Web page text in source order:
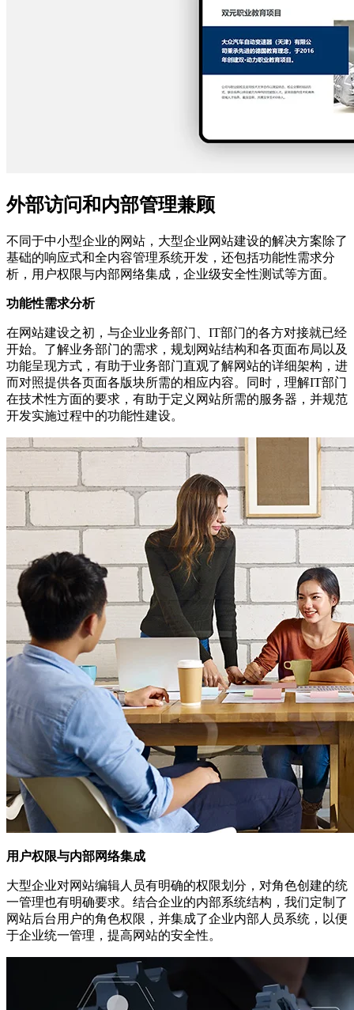
外部访问和内部管理兼顾
不同于中小型企业的网站，大型企业网站建设的解决方案除了
基础的响应式和全内容管理系统开发，还包括功能性需求分
析，用户权限与内部网络集成，企业级安全性测试等方面。
功能性需求分析
在网站建设之初，与企业业务部门、IT部门的各方对接就已经
开始。了解业务部门的需求，规划网站结构和各页面布局以及
功能呈现方式，有助于业务部门直观了解网站的详细架构，进
而对照提供各页面各版块所需的相应内容。同时，理解IT部门
在技术性方面的要求，有助于定义网站所需的服务器，并规范
开发实施过程中的功能性建设。
用户权限与内部网络集成
大型企业对网站编辑人员有明确的权限划分，对角色创建的统
一管理也有明确要求。结合企业的内部系统结构，我们定制了
网站后台用户的角色权限，并集成了企业内部人员系统，以便
于企业统一管理，提高网站的安全性。